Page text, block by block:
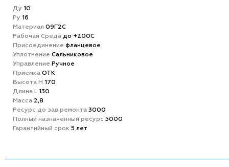
Ду 10
Ру 16
Матeриал 09Г2С
Рабочая Среда до +200С
Присоединение фланцевое
Уплотнение Сальниковое
Управление Ручное
Приемка ОТК
Высота H 170
Длина L130
Масса 2,8
Ресурс до зав.ремонта 3000
Полный назначенный ресурс 5000
Гарантийный срок 5 лет